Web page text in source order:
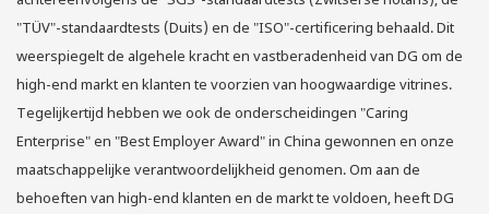
"TÜV"-standaardtests (Duits) en de "ISO"-certificering behaald. Dit
weerspiegelt de algehele kracht en vastberadenheid van DG om de
high-end markt en klanten te voorzien van hoogwaardige vitrines.
Tegelijkertijd hebben we ook de onderscheidingen "Caring
Enterprise" en "Best Employer Award" in China gewonnen en onze
maatschappelijke verantwoordelijkheid genomen. Om aan de
behoeften van high-end klanten en de markt te voldoen, heeft DG